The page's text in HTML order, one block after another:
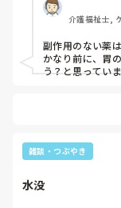
介護福祉士,
副作用のない薬
かなり前に、胃
う？と思ってい
雑談・つぶやき
水没